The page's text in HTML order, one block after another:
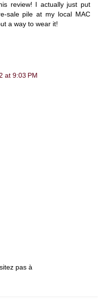
review! I actually just put
sale pile at my local MAC
a way to wear it!
at 9:03 PM
pas à